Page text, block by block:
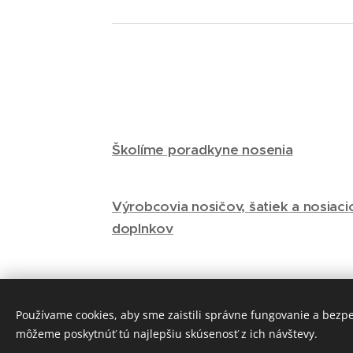
Školíme poradkyne nosenia
Výrobcovia nosičov, šatiek a
doplnkov
Používame cookies, aby sme zaistili správne fungovanie a
môžeme poskytnúť tú najlepšiu skúsenosť z ich návštevy.